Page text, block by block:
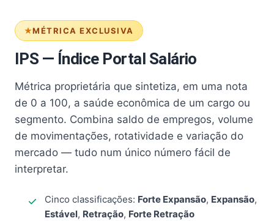
MÉTRICA EXCLUSIVA
IPS — Índice Portal Salário
Métrica proprietária que sintetiza, em uma nota
de 0 a 100, a saúde econômica de um cargo ou
segmento. Combina saldo de empregos, volume
de movimentações, rotatividade e variação do
mercado — tudo num único número fácil de
interpretar.
Cinco classificações: Forte Expansão, Expansão,
Estável, Retração, Forte Retração